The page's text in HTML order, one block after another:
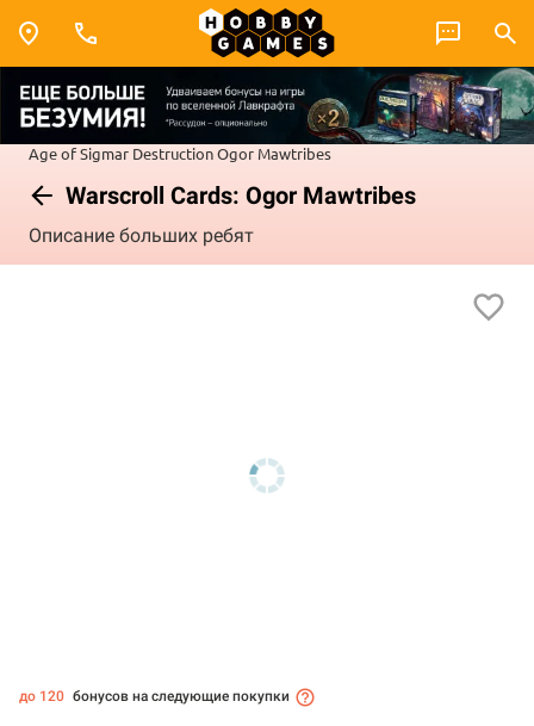
Age of Sigmar DestructionOgor Mawtribes
Warscroll Cards: Ogor Mawtribes
Описание больших ребят
до 120 бонусов на следующие покупки